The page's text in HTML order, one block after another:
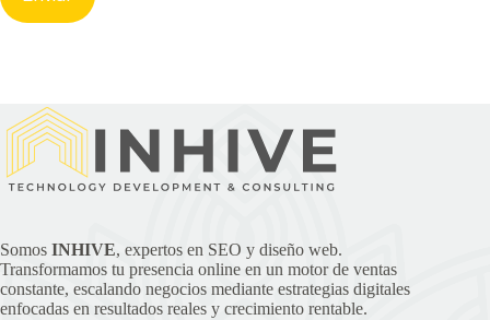
Somos INHIVE, expertos en SEO y diseño web.
Transformamos tu presencia online en un motor de ventas
constante, escalando negocios mediante estrategias digitales
enfocadas en resultados reales y crecimiento rentable.